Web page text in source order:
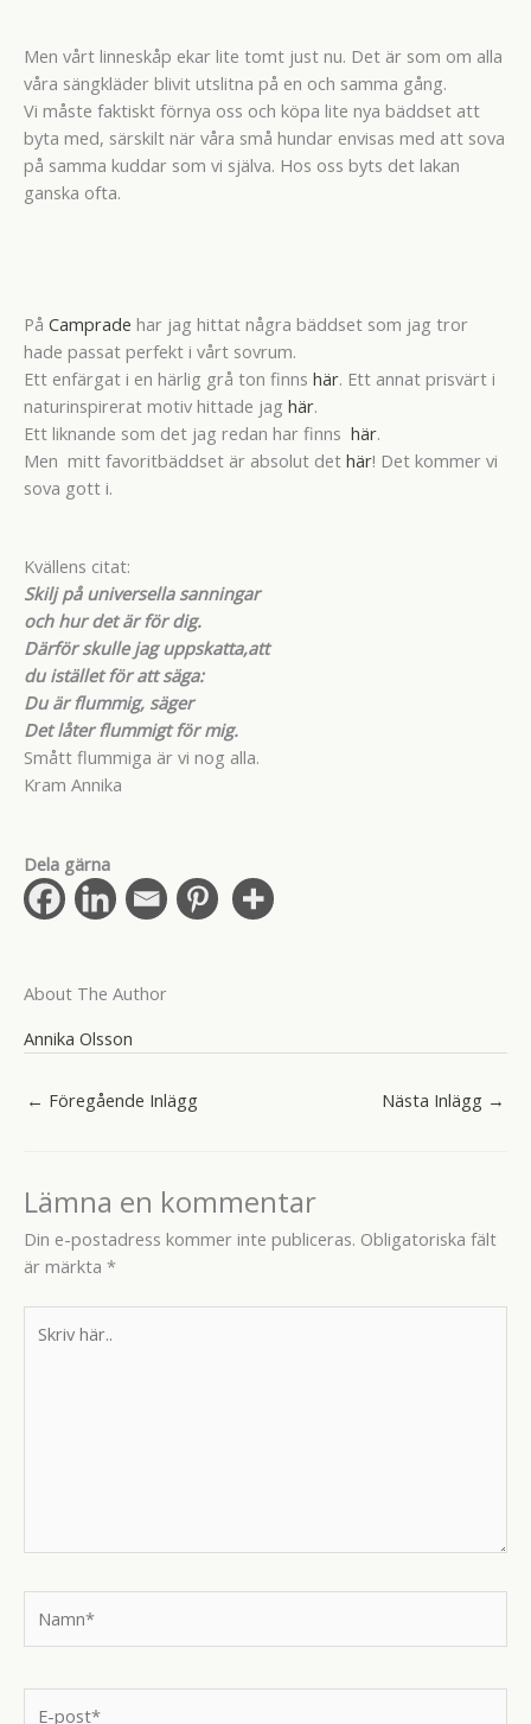
Men vårt linneskåp ekar lite tomt just nu. Det är som om alla
våra sängkläder blivit utslitna på en och samma gång.
Vi måste faktiskt förnya oss och köpa lite nya bäddset att
byta med, särskilt när våra små hundar envisas med att sova
på samma kuddar som vi själva. Hos oss byts det lakan
ganska ofta.
På Camprade har jag hittat några bäddset som jag tror
hade passat perfekt i vårt sovrum.
Ett enfärgat i en härlig grå ton finns här. Ett annat prisvärt i
naturinspirerat motiv hittade jag här.
Ett liknande som det jag redan har finns här.
Men mitt favoritbäddset är absolut det här! Det kommer vi
sova gott i.
Kvällens citat:
Skilj på universella sanningar
och hur det är för dig.
Därför skulle jag uppskatta,att
du istället för att säga:
Du är flummig, säger
Det låter flummigt för mig.
Smått flummiga är vi nog alla.
Kram Annika
Dela gärna
About The Author
Annika Olsson
← Föregående Inlägg Nästa Inlägg →
Lämna en kommentar
Din e-postadress kommer inte publiceras. Obligatoriska fält
är märkta *
här..